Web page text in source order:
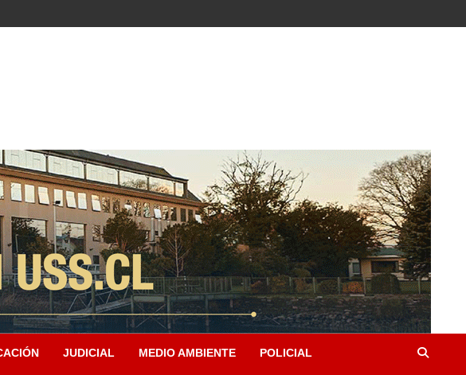
JUDICIAL MEDIO AMBIENTE POLICIAL